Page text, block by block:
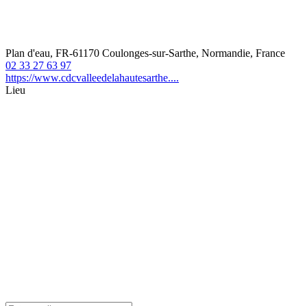
Plan d'eau, FR-61170 Coulonges-sur-Sarthe, Normandie, France
02 33 27 63 97
https://www.cdcvalleedelahautesarthe....
Lieu